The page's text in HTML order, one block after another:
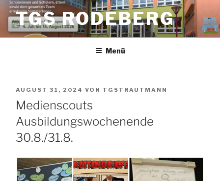
Zum
Inhalt
springenTGS RODEBERG
Menü
VERÖFFENTLICHT
AM
AUGUST 31, 2024 VON TGSTRAUTMANN
Medienscouts
Ausbildungswochenende
30.8./31.8.